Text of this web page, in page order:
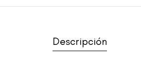
Descripción